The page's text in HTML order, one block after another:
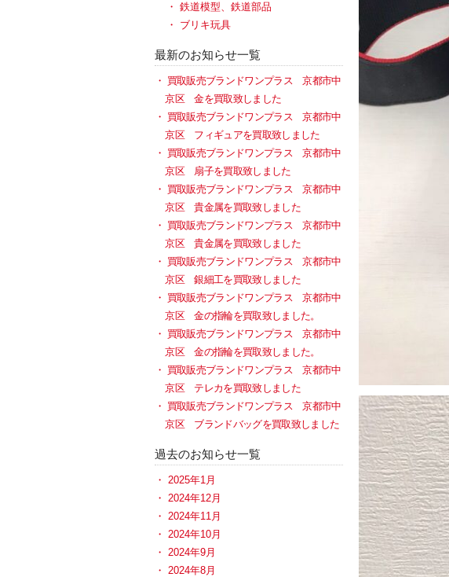
鉄道模型、鉄道部品
ブリキ玩具
最新のお知らせ一覧
買取販売ブランドワンプラス 京都市中
京区 金を買取致しました
買取販売ブランドワンプラス 京都市中
京区 フィギュアを買取致しました
買取販売ブランドワンプラス 京都市中
京区 扇子を買取致しました
買取販売ブランドワンプラス 京都市中
京区 貴金属を買取致しました
買取販売ブランドワンプラス 京都市中
京区 貴金属を買取致しました
買取販売ブランドワンプラス 京都市中
京区 銀細工を買取致しました
買取販売ブランドワンプラス 京都市中
京区 金の指輪を買取致しました。
買取販売ブランドワンプラス 京都市中
京区 金の指輪を買取致しました。
買取販売ブランドワンプラス 京都市中
京区 テレカを買取致しました
買取販売ブランドワンプラス 京都市中
京区 ブランドバッグを買取致しました
過去のお知らせ一覧
2025年1月
2024年12月
2024年11月
2024年10月
2024年9月
2024年8月